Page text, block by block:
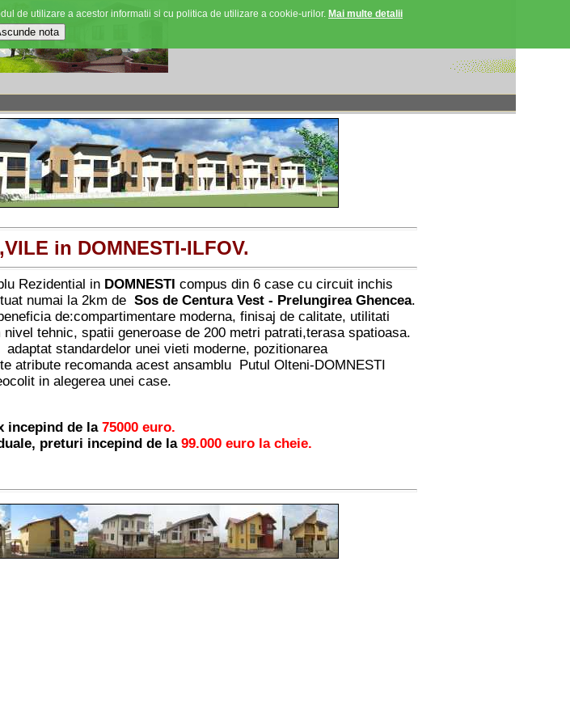
in DOMNESTI-ILFOV.
in DOMNESTI compus din 6 case cu circuit inchis
numai la 2km de Sos de Centura Vest - Prelungirea Ghencea.
de:compartimentare moderna, finisaj de calitate, utilitati
tehnic, spatii generoase de 200 metri patrati,terasa spatioasa.
standardelor unei vieti moderne, pozitionarea
atribute recomanda acest ansamblu Putul Olteni-DOMNESTI
in alegerea unei case.
incepind de la 75000 euro.
preturi incepind de la 99.000 euro la cheie.
de utilizare a acestor informatii si cu politica de utilizare a cookie-urilor. Mai multe detalii